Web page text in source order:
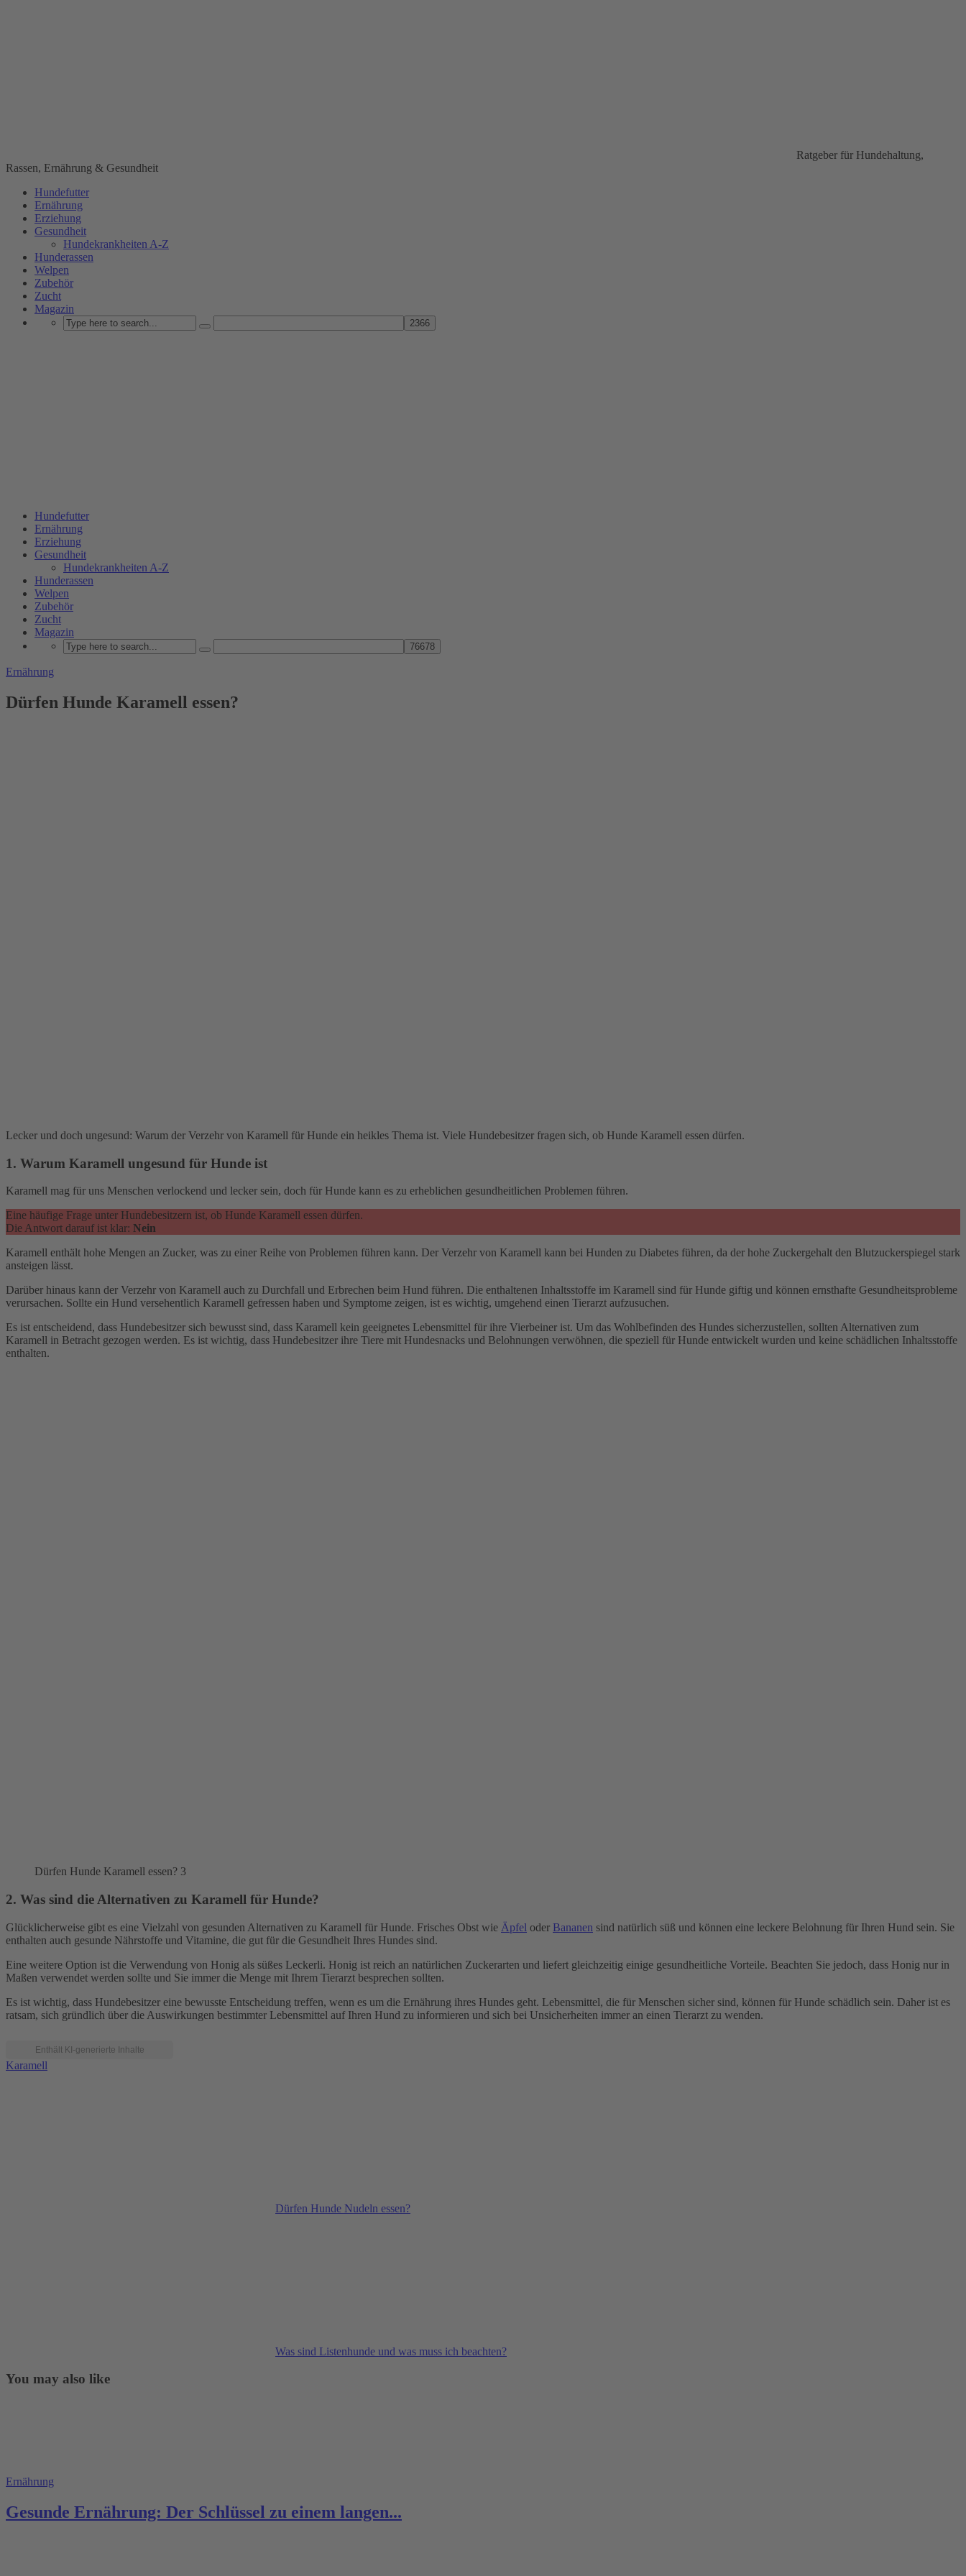
Ratgeber für Hundehaltung,
Rassen, Ernährung & Gesundheit
Hundefutter
Ernährung
Erziehung
Gesundheit
Hundekrankheiten A-Z
Hunderassen
Welpen
Zubehör
Zucht
Magazin
Hundefutter
Ernährung
Erziehung
Gesundheit
Hundekrankheiten A-Z
Hunderassen
Welpen
Zubehör
Zucht
Magazin
Ernährung
Dürfen Hunde Karamell essen?
Lecker und doch ungesund: Warum der Verzehr von Karamell für Hunde ein heikles Thema ist. Viele Hundebesitzer fragen sich, ob Hunde Karamell essen dürfen.
1. Warum Karamell ungesund für Hunde ist
Karamell mag für uns Menschen verlockend und lecker sein, doch für Hunde kann es zu erheblichen gesundheitlichen Problemen führen.
Eine häufige Frage unter Hundebesitzern ist, ob Hunde Karamell essen dürfen.
Die Antwort darauf ist klar: Nein
Karamell enthält hohe Mengen an Zucker, was zu einer Reihe von Problemen führen kann. Der Verzehr von Karamell kann bei Hunden zu Diabetes führen, da der hohe Zuckergehalt den Blutzuckerspiegel stark
ansteigen lässt.
Darüber hinaus kann der Verzehr von Karamell auch zu Durchfall und Erbrechen beim Hund führen. Die enthaltenen Inhaltsstoffe im Karamell sind für Hunde giftig und können ernsthafte Gesundheitsprobleme
verursachen. Sollte ein Hund versehentlich Karamell gefressen haben und Symptome zeigen, ist es wichtig, umgehend einen Tierarzt aufzusuchen.
Es ist entscheidend, dass Hundebesitzer sich bewusst sind, dass Karamell kein geeignetes Lebensmittel für ihre Vierbeiner ist. Um das Wohlbefinden des Hundes sicherzustellen, sollten Alternativen zum
Karamell in Betracht gezogen werden. Es ist wichtig, dass Hundebesitzer ihre Tiere mit Hundesnacks und Belohnungen verwöhnen, die speziell für Hunde entwickelt wurden und keine schädlichen Inhaltsstoffe
enthalten.
Dürfen Hunde Karamell essen? 3
2. Was sind die Alternativen zu Karamell für Hunde?
Glücklicherweise gibt es eine Vielzahl von gesunden Alternativen zu Karamell für Hunde. Frisches Obst wie Äpfel oder Bananen sind natürlich süß und können eine leckere Belohnung für Ihren Hund sein. Sie
enthalten auch gesunde Nährstoffe und Vitamine, die gut für die Gesundheit Ihres Hundes sind.
Eine weitere Option ist die Verwendung von Honig als süßes Leckerli. Honig ist reich an natürlichen Zuckerarten und liefert gleichzeitig einige gesundheitliche Vorteile. Beachten Sie jedoch, dass Honig nur in
Maßen verwendet werden sollte und Sie immer die Menge mit Ihrem Tierarzt besprechen sollten.
Es ist wichtig, dass Hundebesitzer eine bewusste Entscheidung treffen, wenn es um die Ernährung ihres Hundes geht. Lebensmittel, die für Menschen sicher sind, können für Hunde schädlich sein. Daher ist es
ratsam, sich gründlich über die Auswirkungen bestimmter Lebensmittel auf Ihren Hund zu informieren und sich bei Unsicherheiten immer an einen Tierarzt zu wenden.
Karamell
Dürfen Hunde Nudeln essen?
Was sind Listenhunde und was muss ich beachten?
You may also like
Ernährung
Gesunde Ernährung: Der Schlüssel zu einem langen...